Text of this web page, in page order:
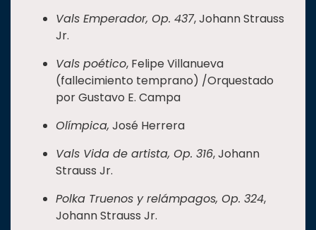
Vals Emperador, Op. 437, Johann Strauss
Jr.
Vals poético, Felipe Villanueva
(fallecimiento temprano) /Orquestado
por Gustavo E. Campa
Olímpica, José Herrera
Vals Vida de artista, Op. 316, Johann
Strauss Jr.
Polka Truenos y relámpagos, Op. 324,
Johann Strauss Jr.